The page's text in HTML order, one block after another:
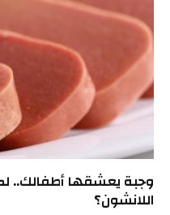
وجبة يعشقها أطفالك..
اللانشون؟